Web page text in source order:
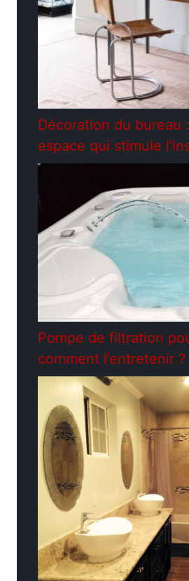
Décoration du bureau
espace qui stimule
Pompe de filtration
comment l’entretenir ?